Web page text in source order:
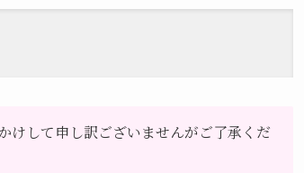
けして申し訳ございませんがご了承くだ